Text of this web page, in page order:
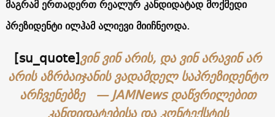
მაგრამ ერთადერთ რეალურ კანდიდატად მოქმედი
პრეზიდენტი ილჰამ ალიევი მიიჩნეოდა.
[su_quote]ვინ ვინ არის, და ვინ არავინ არ
არის აზრბაიჯანის ვადამდელ საპრეზიდენტო
არჩვენებზე — JAMNews დაწვრილებით